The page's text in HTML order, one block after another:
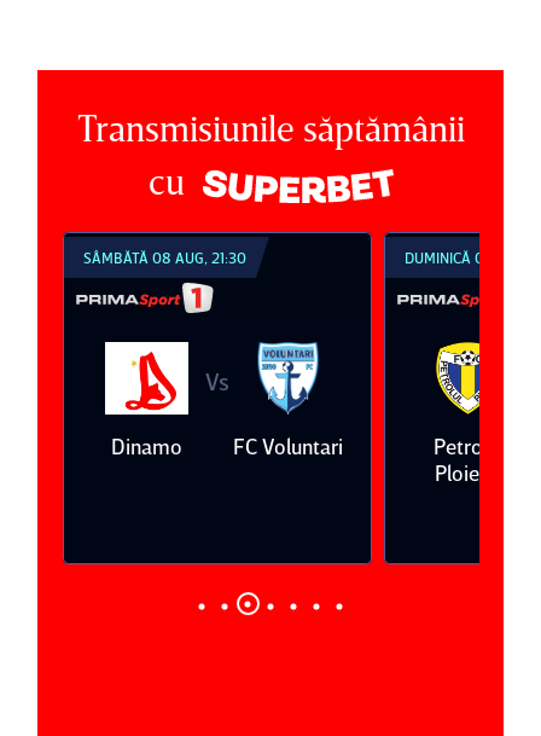
Transmisiunile săptămânii
cu
SÂMBĂTĂ 08 AUG, 21:30
Dinamo
Vs
FC Voluntari
DUMINICĂ 09 AUG,
Petrolul
Ploieşti